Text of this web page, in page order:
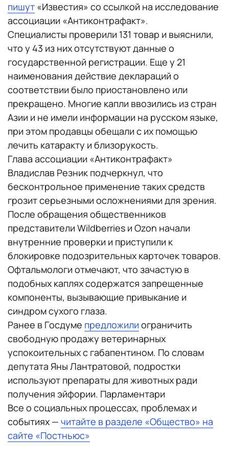
пишут «Известия» со ссылкой на исследование
ассоциации «Антиконтрафакт».
Специалисты проверили 131 товар и выяснили,
что у 43 из них отсутствуют данные о
государственной регистрации. Еще у 21
наименования действие деклараций о
соответствии было приостановлено или
прекращено. Многие капли ввозились из стран
Азии и не имели информации на русском языке,
при этом продавцы обещали с их помощью
лечить катаракту и близорукость.
Глава ассоциации «Антиконтрафакт»
Владислав Резник подчеркнул, что
бесконтрольное применение таких средств
грозит серьезными осложнениями для зрения.
После обращения общественников
представители Wildberries и Ozon начали
внутренние проверки и приступили к
блокировке подозрительных карточек товаров.
Офтальмологи отмечают, что зачастую в
подобных каплях содержатся запрещенные
компоненты, вызывающие привыкание и
синдром сухого глаза.
Ранее в Госдуме предложили ограничить
свободную продажу ветеринарных
успокоительных с габапентином. По словам
депутата Яны Лантратовой, подростки
используют препараты для животных ради
получения эйфории. Парламентари
Все о социальных процессах, проблемах и
событиях — читайте в разделе «Общество» на
сайте «Постньюс»